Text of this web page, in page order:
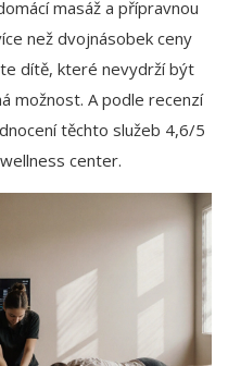
masáž a přípravnou
než dvojnásobek ceny
dítě, které nevydrží být
možnost. A podle recenzí
těchto služeb 4,6/5
center.